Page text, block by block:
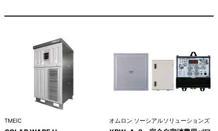
TMEIC オムロン ソーシアルソリューションズ